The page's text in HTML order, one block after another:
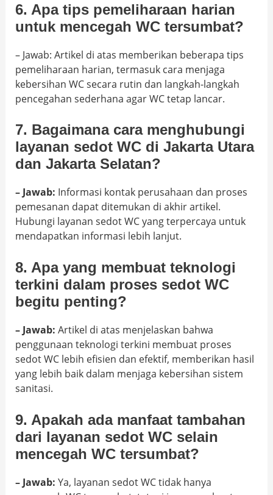
6. Apa tips pemeliharaan harian
untuk mencegah WC tersumbat?
– Jawab: Artikel di atas memberikan beberapa tips
pemeliharaan harian, termasuk cara menjaga
kebersihan WC secara rutin dan langkah-langkah
pencegahan sederhana agar WC tetap lancar.
7. Bagaimana cara menghubungi
layanan sedot WC di Jakarta Utara
dan Jakarta Selatan?
– Jawab: Informasi kontak perusahaan dan proses
pemesanan dapat ditemukan di akhir artikel.
Hubungi layanan sedot WC yang terpercaya untuk
mendapatkan informasi lebih lanjut.
8. Apa yang membuat teknologi
terkini dalam proses sedot WC
begitu penting?
– Jawab: Artikel di atas menjelaskan bahwa
penggunaan teknologi terkini membuat proses
sedot WC lebih efisien dan efektif, memberikan hasil
yang lebih baik dalam menjaga kebersihan sistem
sanitasi.
9. Apakah ada manfaat tambahan
dari layanan sedot WC selain
mencegah WC tersumbat?
– Jawab: Ya, layanan sedot WC tidak hanya